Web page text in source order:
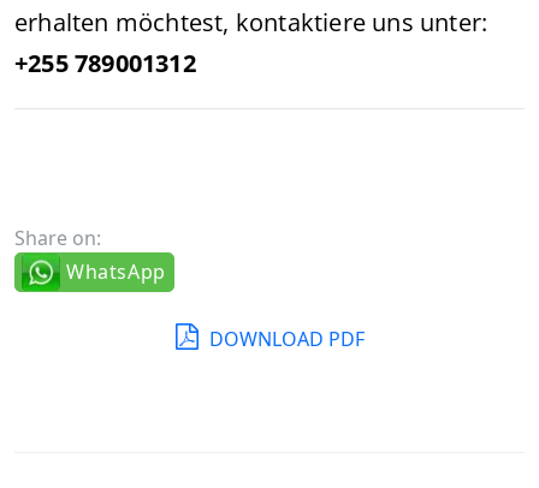
erhalten möchtest, kontaktiere uns unter:
+255 789001312
Share on:
WhatsApp
DOWNLOAD PDF